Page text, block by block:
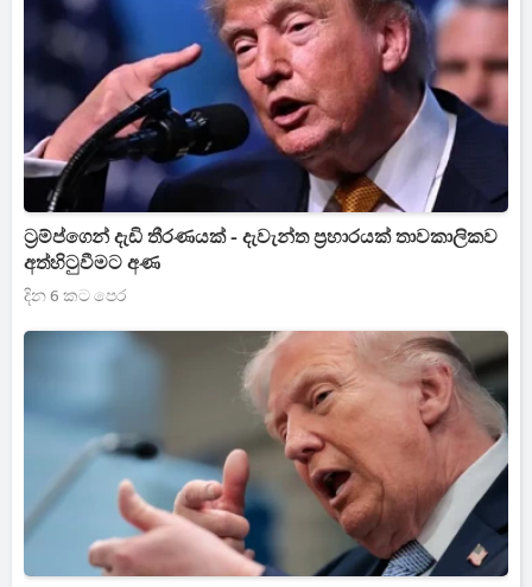
ට්‍රම්ප්ගෙන් දැඩි තීරණයක් - දැවැන්ත ප්‍රහාරයක් තාවකාලිකව
අත්හිටුවීමට අණ
දින 6 කට පෙර